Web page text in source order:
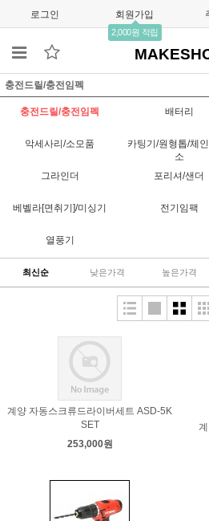
로그인 회원가입
2,000원 적립
충전드릴/충전임펙
충전드릴/충전임펙 배터리
악세사리/소모품
카팅기/원형톱/체
소
그라인더 포리셔/샌더
베벨라[면취기]/미싱기 전기임팩
열풍기
최신순 낮은가격 높은가격
계양 자동스크류드라이버세트 ASD-5K
SET
253,000원